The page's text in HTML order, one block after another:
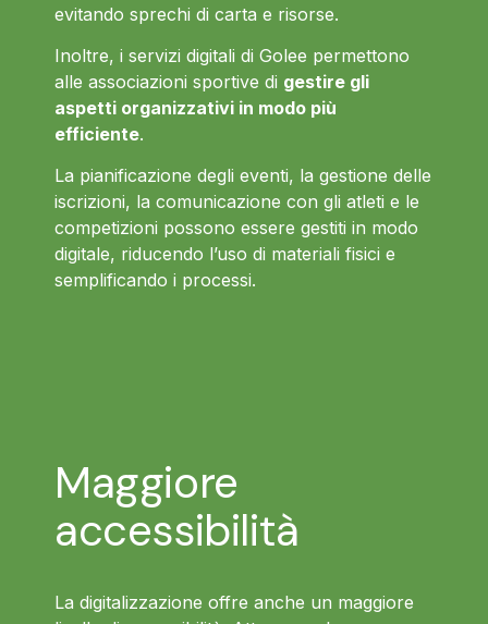
evitando sprechi di carta e risorse.
Inoltre, i servizi digitali di Golee permettono
alle associazioni sportive di gestire gli
aspetti organizzativi in modo più
efficiente.
La pianificazione degli eventi, la gestione delle
iscrizioni, la comunicazione con gli atleti e le
competizioni possono essere gestiti in modo
digitale, riducendo l’uso di materiali fisici e
semplificando i processi.
Maggiore
accessibilità
La digitalizzazione offre anche un maggiore